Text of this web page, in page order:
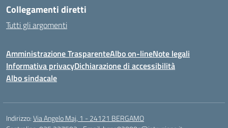
Collegamenti diretti
Tutti gli argomenti
Amministrazione TrasparenteAlbo on-lineNote legali
Informativa privacyDichiarazione di accessibilità
Albo sindacale
Indirizzo:Via Angelo Maj, 1 - 24121 BERGAMO